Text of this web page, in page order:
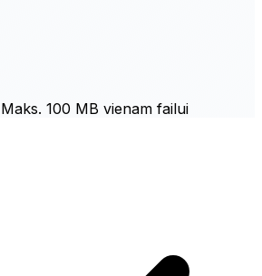
100 MB vienam failui